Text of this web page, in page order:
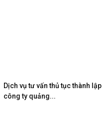
Dịch vụ tư vấn thủ tục thành lập
công ty quảng...